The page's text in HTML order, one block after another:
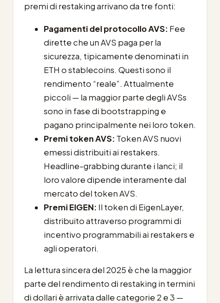
premi di restaking arrivano da tre fonti:
Pagamenti del protocollo AVS: Fee
dirette che un AVS paga per la
sicurezza, tipicamente denominati in
ETH o stablecoins. Questi sono il
rendimento “reale”. Attualmente
piccoli — la maggior parte degli AVSs
sono in fase di bootstrapping e
pagano principalmente nei loro token.
Premi token AVS: Token AVS nuovi
emessi distribuiti ai restakers.
Headline-grabbing durante i lanci; il
loro valore dipende interamente dal
mercato del token AVS.
Premi EIGEN: Il token di EigenLayer,
distribuito attraverso programmi di
incentivo programmabili ai restakers e
agli operatori.
La lettura sincera del 2025 è che la maggior
parte del rendimento di restaking in termini
di dollari è arrivata dalle categorie 2 e 3 —